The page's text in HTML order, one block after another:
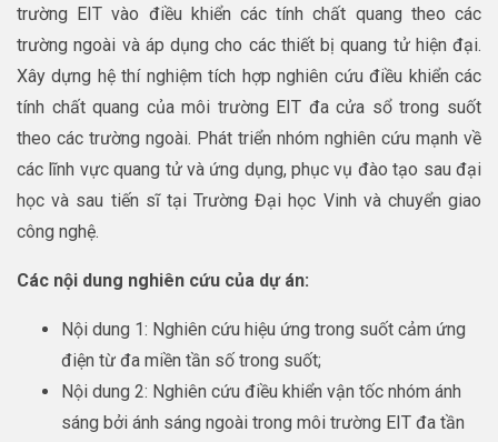
trường EIT vào điều khiển các tính chất quang theo các
trường ngoài và áp dụng cho các thiết bị quang tử hiện đại.
Xây dựng hệ thí nghiệm tích hợp nghiên cứu điều khiển các
tính chất quang của môi trường EIT đa cửa sổ trong suốt
theo các trường ngoài. Phát triển nhóm nghiên cứu mạnh về
các lĩnh vực quang tử và ứng dụng, phục vụ đào tạo sau đại
học và sau tiến sĩ tại Trường Đại học Vinh và chuyển giao
công nghệ.
Các nội dung nghiên cứu của dự án:
Nội dung 1: Nghiên cứu hiệu ứng trong suốt cảm ứng
điện từ đa miền tần số trong suốt;
Nội dung 2: Nghiên cứu điều khiển vận tốc nhóm ánh
sáng bởi ánh sáng ngoài trong môi trường EIT đa tần